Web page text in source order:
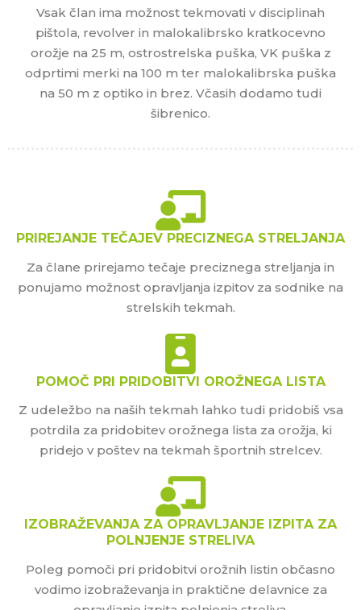
Vsak član ima možnost tekmovati v disciplinah
pištola, revolver in malokalibrsko kratkocevno
orožje na 25 m, ostrostrelska puška, VK puška z
odprtimi merki na 100 m ter malokalibrska puška
na 50 m z optiko in brez. Včasih dodamo tudi
šibrenico.
PRIREJANJE TEČAJEV PRECIZNEGA STRELJANJA
Za člane prirejamo tečaje preciznega streljanja in
ponujamo možnost opravljanja izpitov za sodnike na
strelskih tekmah.
POMOČ PRI PRIDOBITVI OROŽNEGA LISTA
Z udeležbo na naših tekmah lahko tudi pridobiš vsa
potrdila za pridobitev orožnega lista za orožja, ki
pridejo v poštev na tekmah športnih strelcev.
IZOBRAŽEVANJA ZA OPRAVLJANJE IZPITA ZA
POLNJENJE STRELIVA
Poleg pomoči pri pridobitvi orožnih listin občasno
vodimo izobraževanja in praktične delavnice za